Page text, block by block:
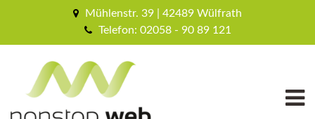
Mühlenstr. 39 | 42489 Wülfrath
Telefon: 02058 - 90 89 121